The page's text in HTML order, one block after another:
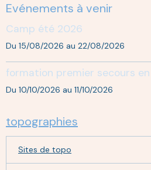
Evénements à venir
Camp été 2026
Du 15/08/2026 au 22/08/2026
formation premier secours
Du 10/10/2026 au 11/10/2026
topographies
Sites de topo